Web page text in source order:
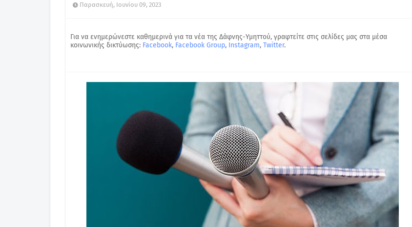
Παρασκευή, Ιουνίου 09, 2023
Για να ενημερώνεστε καθημερινά για τα νέα της Δάφνης-Υμηττού, γραφτείτε στις σελίδες μας στα μέσα
κοινωνικής δικτύωσης: Facebook, Facebook Group, Instagram, Twitter.